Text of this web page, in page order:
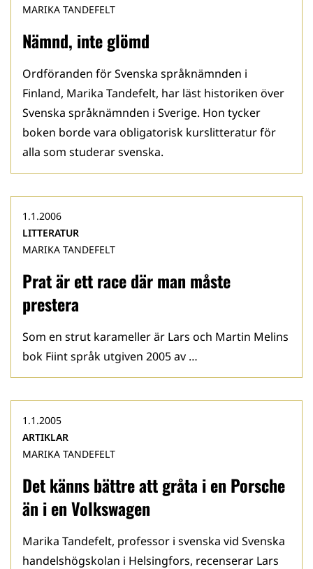
Nämnd, inte glömd
MARIKA TANDEFELT
Ordföranden för Svenska språknämnden i
Finland, Marika Tandefelt, har läst historiken över
Svenska språknämnden i Sverige. Hon tycker
boken borde vara obligatorisk kurslitteratur för
alla som studerar svenska.
Prat är ett race där man måste
prestera
1.1.2006
LITTERATUR
MARIKA TANDEFELT
Som en strut karameller är Lars och Martin Melins
bok Fiint språk utgiven 2005 av …
Det känns bättre att gråta i en Porsche
än i en Volkswagen
1.1.2005
ARTIKLAR
MARIKA TANDEFELT
Marika Tandefelt, professor i svenska vid Svenska
handelshögskolan i Helsingfors, recenserar Lars